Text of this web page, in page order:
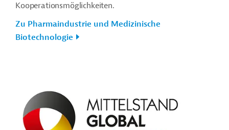
Kooperationsmöglichkeiten.
Zu Pharmaindustrie und Medizinische
Biotechnologie